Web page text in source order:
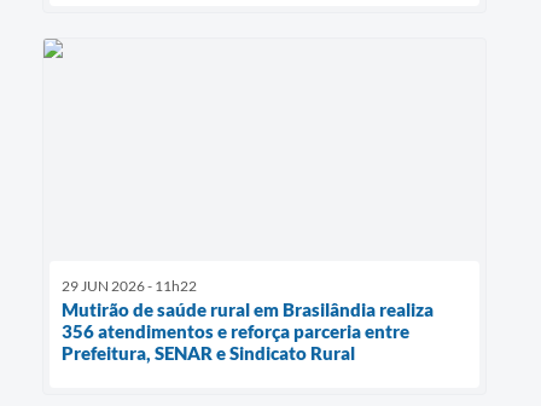
29 JUN 2026 - 11h22
Mutirão de saúde rural em Brasilândia realiza
356 atendimentos e reforça parceria entre
Prefeitura, SENAR e Sindicato Rural